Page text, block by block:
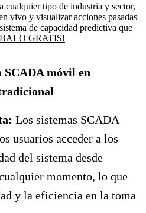
tipo de industria y sector,
vivo y visualizar acciones pasadas
de capacidad predictiva que
GRATIS!
SCADA móvil en
Los sistemas SCADA
usuarios acceder a los
del sistema desde
momento, lo que
y la eficiencia en la toma